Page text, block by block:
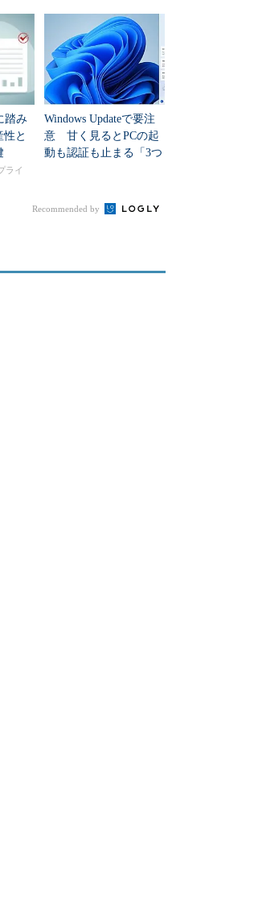
プを実施した直後の
踏み
と
ライ
Windows Updateで要注
意 甘く見るとPCの起
動も認証も止まる「3つ
Recommended by